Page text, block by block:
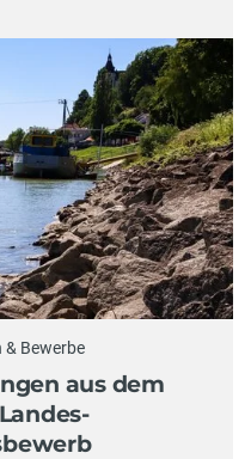
Bewerbe
aus dem